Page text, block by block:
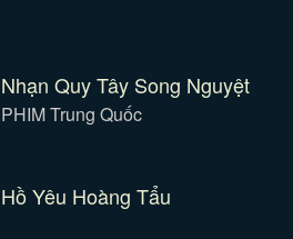
Nhạn Quy Tây Song Nguyệt
PHIM Trung Quốc
Hồ Yêu Hoàng Tẩu